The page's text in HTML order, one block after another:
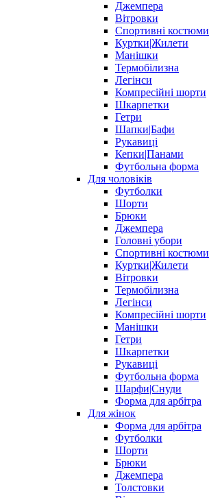
Джемпера
Вітровки
Спортивні костюми
Куртки|Жилети
Манішки
Термобілизна
Легінси
Компресійні шорти
Шкарпетки
Гетри
Шапки|Бафи
Рукавиці
Кепки|Панами
Футбольна форма
Для чоловіків
Футболки
Шорти
Брюки
Джемпера
Головні убори
Спортивні костюми
Куртки|Жилети
Вітровки
Термобілизна
Легінси
Компресійні шорти
Манішки
Гетри
Шкарпетки
Рукавиці
Футбольна форма
Шарфи|Снуди
Форма для арбітра
Для жінок
Форма для арбітра
Футболки
Шорти
Брюки
Джемпера
Толстовки